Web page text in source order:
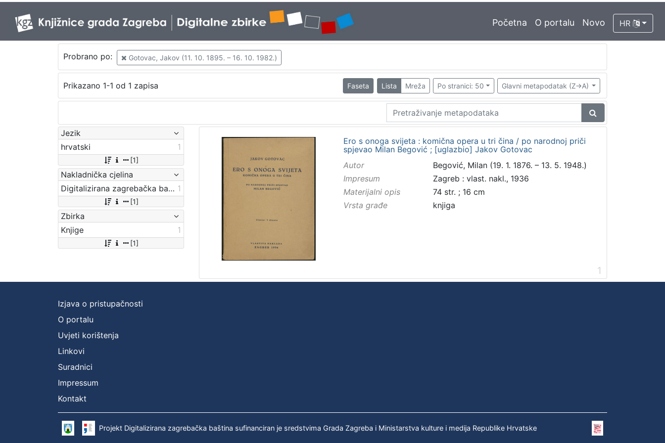
Početna O portalu Novo HR
Probrano po: Gotovac, Jakov (11. 10. 1895. – 16. 10. 1982.)
Prikazano 1-1 od 1 zapisa Faseta Lista Mreža Po stranici: 50 Glavni metapodatak (Z->A)
Jezik
hrvatski
1
[1]
Nakladnička cjelina
Digitalizirana zagrebačka baština 1
[1]
Zbirka
Knjige
1
[1]
Ero s onoga svijeta : komična opera u tri čina / po narodnoj priči
spjevao Milan Begović ; [uglazbio] Jakov Gotovac
Autor
Begović, Milan (19. 1. 1876. – 13. 5. 1948.)
Impresum
Zagreb : vlast. nakl., 1936
Materijalni opis
74 str. ; 16 cm
Vrsta građe
knjiga
1
Izjava o pristupačnosti
O portalu
Uvjeti korištenja
Linkovi
Suradnici
Impressum
Kontakt
Projekt Digitalizirana zagrebačka baština sufinanciran je sredstvima Grada Zagreba i Ministarstva kulture i medija Republike Hrvatske